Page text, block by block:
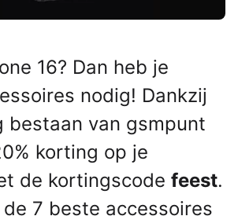
16? Dan heb je
nodig! Dankzij
bestaan van gsmpunt
korting op je
de kortingscode feest.
7 beste accessoires